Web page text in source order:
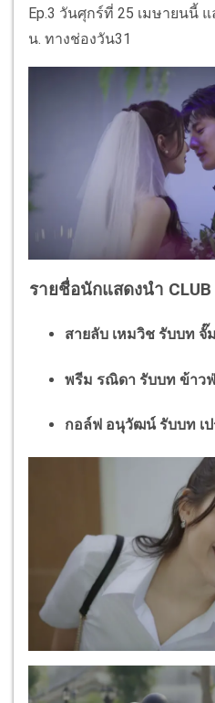
Ep.3 วันศุกร์ที่ 25 เมษายนนี้
น. ทางช่องวัน31
รายชื่อนักแสดงนำ CLUB
สายลับ เหมวิช รับบท จั๊
พรีม รณิดา รับบท ข้าว
กอล์ฟ อนุวัฒน์ รับบท เ